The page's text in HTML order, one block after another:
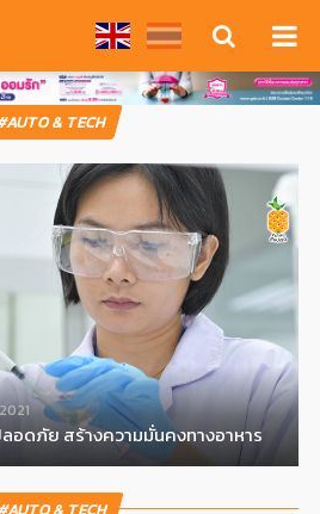
& TECH
อดภัย สร้างความมั่นคงทางอาหาร